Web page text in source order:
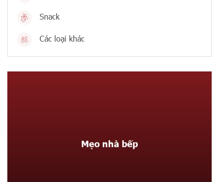
Snack
Các loại khác
Mẹo nhà bếp